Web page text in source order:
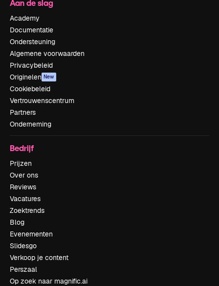
Aan de slag
Academy
Documentatie
Ondersteuning
Algemene voorwaarden
Privacybeleid
Originelen New
Cookiebeleid
Vertrouwenscentrum
Partners
Onderneming
Bedrijf
Prijzen
Over ons
Reviews
Vacatures
Zoektrends
Blog
Evenementen
Slidesgo
Verkoop je content
Perszaal
Op zoek naar magnific.ai